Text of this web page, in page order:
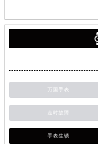
万国手表
走时故障
手表生锈